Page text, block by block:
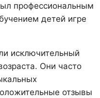
профессиональным
детей игре
исключительный
Они часто
отзывы